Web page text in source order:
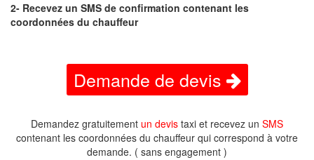
2- Recevez un SMS de confirmation contenant les
coordonnées du chauffeur
Demande de devis
Demandez gratuitement un devis taxi et recevez un SMS
contenant les coordonnées du chauffeur qui correspond à votre
demande. ( sans engagement )